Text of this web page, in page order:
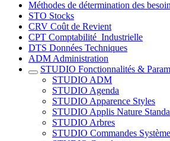
Méthodes de détermination des
STO Stocks
CRV Coût de Revient
CPT Comptabilité_Industrielle
DTS Données Techniques
ADM Administration
STUDIO Fonctionnalités &
STUDIO ADM
STUDIO Agenda
STUDIO Apparence Styles
STUDIO Applis Nature
STUDIO Arbres
STUDIO Commandes Système